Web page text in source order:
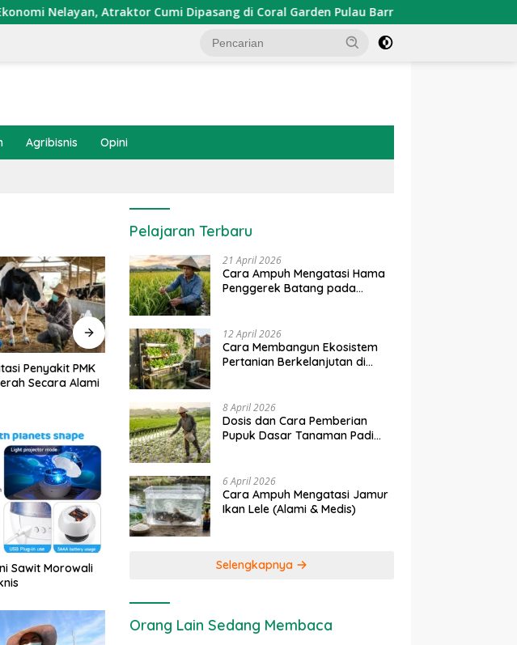
Nelayan, Atraktor Cumi Dipasang di Coral Garden Pulau Barrang Caddi
Agribisnis Opini
Pemupukan
pada Fase
yang Tepat
Penerapan IoT dalam
Pertanian Modern di Indonesia
Ekonomi Sumber Daya Lahan:
Sawit Morowali
Pelajaran Terbaru
21 April 2026
Cara Ampuh Mengatasi Hama
Penggerek Batang pada
12 April 2026
Cara Membangun Ekosistem
Pertanian Berkelanjutan di
8 April 2026
Dosis dan Cara Pemberian
Pupuk Dasar Tanaman Padi
6 April 2026
Cara Ampuh Mengatasi Jamur
Ikan Lele (Alami & Medis)
Selengkapnya
Orang Lain Sedang Membaca